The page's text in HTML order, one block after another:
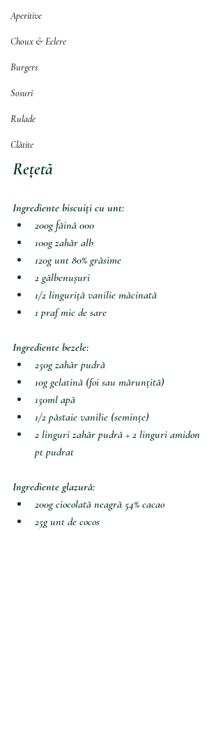
Aperitive
Choux & Eclere
Burgers
Sosuri
Rulade
Clătite
Rețetă
Ingrediente biscuiți cu unt:
200g făină 000
100g zahăr alb
120g unt 80% grăsime
2 gălbenușuri
1/2 linguriță vanilie măcinată
1 praf mic de sare
Ingrediente bezele:
250g zahăr pudră
10g gelatină (foi sau mărunțită)
150ml apă
1/2 păstaie vanilie (semințe)
2 linguri zahăr pudră + 2 linguri amidon
pt pudrat
Ingrediente glazură:
200g ciocolată neagră 54% cacao
25g unt de cocos